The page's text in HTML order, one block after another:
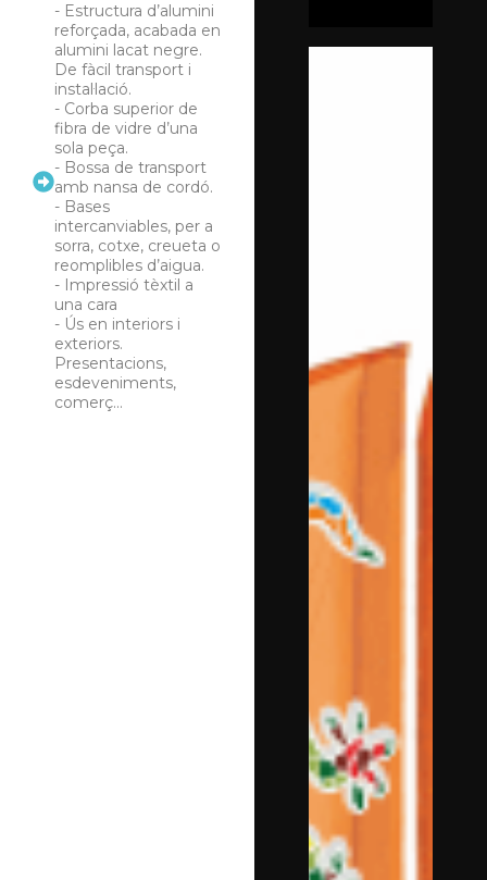
- Estructura d’alumini
reforçada, acabada en
alumini lacat negre.
De fàcil transport i
instal·lació.
- Corba superior de
fibra de vidre d’una
sola peça.
- Bossa de transport
amb nansa de cordó.
- Bases
intercanviables, per a
sorra, cotxe, creueta o
reomplibles d’aigua.
- Impressió tèxtil a
una cara
- Ús en interiors i
exteriors.
Presentacions,
esdeveniments,
comerç...